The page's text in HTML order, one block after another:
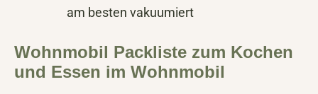
am besten vakuumiert
Wohnmobil Packliste zum Kochen
und Essen im Wohnmobil